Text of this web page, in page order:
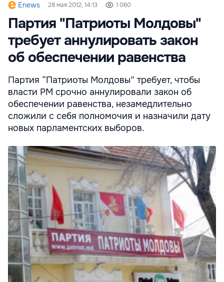
Enews 28 мая 2012, 14:13 1 060
Партия "Патриоты Молдовы"
требует аннулировать закон
об обеспечении равенства
Партия “Патриоты Молдовы” требует, чтобы
власти РМ срочно аннулировали закон об
обеспечении равенства, незамедлительно
сложили с себя полномочия и назначили дату
новых парламентских выборов.